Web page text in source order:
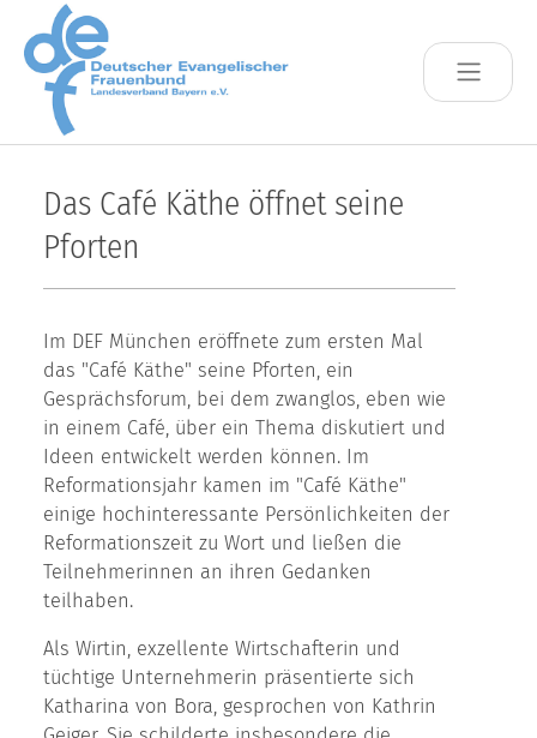
Skip to main content
Das Café Käthe öffnet seine
Pforten
Im DEF München eröffnete zum ersten Mal
das "Café Käthe" seine Pforten, ein
Gesprächsforum, bei dem zwanglos, eben wie
in einem Café, über ein Thema diskutiert und
Ideen entwickelt werden können. Im
Reformationsjahr kamen im "Café Käthe"
einige hochinteressante Persönlichkeiten der
Reformationszeit zu Wort und ließen die
Teilnehmerinnen an ihren Gedanken
teilhaben.
Als Wirtin, exzellente Wirtschafterin und
tüchtige Unternehmerin präsentierte sich
Katharina von Bora, gesprochen von Kathrin